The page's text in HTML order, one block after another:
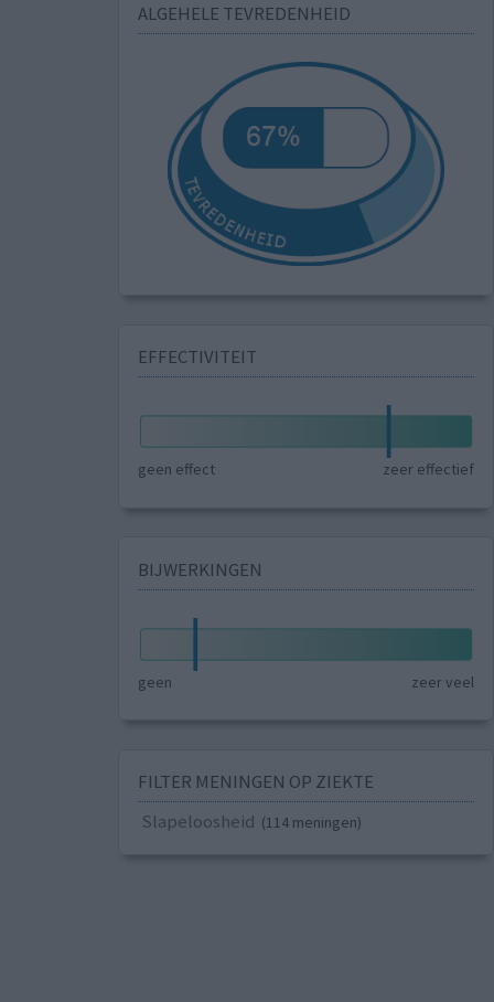
ALGEHELE TEVREDENHEID
EFFECTIVITEIT
geen effect zeer effectief
BIJWERKINGEN
geen zeer veel
FILTER MENINGEN OP ZIEKTE
Slapeloosheid (114 meningen)